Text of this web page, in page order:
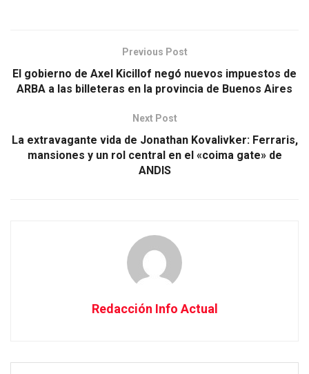
Previous Post
El gobierno de Axel Kicillof negó nuevos impuestos de
ARBA a las billeteras en la provincia de Buenos Aires
Next Post
La extravagante vida de Jonathan Kovalivker: Ferraris,
mansiones y un rol central en el «coima gate» de
ANDIS
Redacción Info Actual